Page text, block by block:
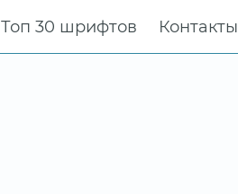
Топ 30 шрифтов Контакты